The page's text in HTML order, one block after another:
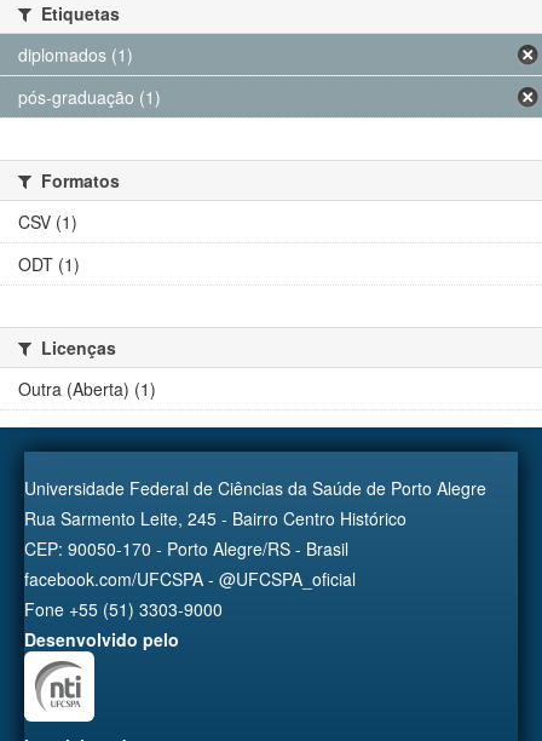
Etiquetas
diplomados (1)
pós-graduação (1)
Formatos
CSV (1)
ODT (1)
Licenças
Outra (Aberta) (1)
Universidade Federal de Ciências da Saúde de Porto Alegre
Rua Sarmento Leite, 245 - Bairro Centro Histórico
CEP: 90050-170 - Porto Alegre/RS - Brasil
facebook.com/UFCSPA - @UFCSPA_oficial
Fone +55 (51) 3303-9000
Desenvolvido pelo